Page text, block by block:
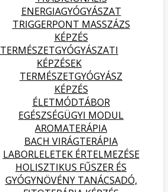
ENERGIAGYÓGYÁSZAT
TRIGGERPONT MASSZÁZS
KÉPZÉS
TERMÉSZETGYÓGYÁSZATI
KÉPZÉSEK
TERMÉSZETGYÓGYÁSZ
KÉPZÉS
ÉLETMÓDTÁBOR
EGÉSZSÉGÜGYI MODUL
AROMATERÁPIA
BACH VIRÁGTERÁPIA
LABORLELETEK ÉRTELMEZÉSE
HOLISZTIKUS FŰSZER ÉS
GYÓGYNÖVÉNY TANÁCSADÓ,